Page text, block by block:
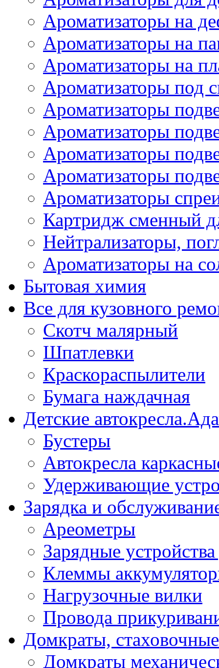
Ароматизаторы на
Ароматизаторы на
Ароматизаторы на
Ароматизаторы под
Ароматизаторы
Ароматизаторы
Ароматизаторы
Ароматизаторы
Ароматизаторы
Картридж сменный
Нейтрализаторы,
Ароматизаторы на
Бытовая химия
Все для кузовного
Скотч малярный
Шпатлевки
Краскораспылители
Бумага наждачная
Детские
Бустеры
Автокресла
Удерживающие
Зарядка и
Ареометры
Зарядные
Клеммы
Нагрузочные вилки
Провода
Домкраты,
Домкраты